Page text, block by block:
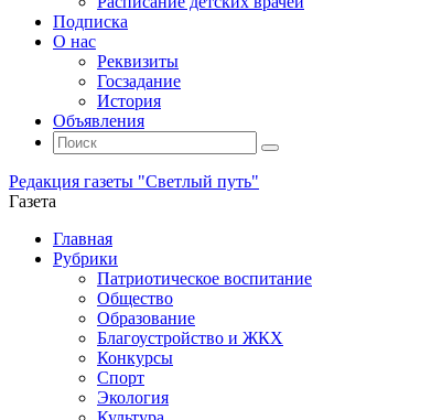
Подписка
О нас
Реквизиты
Госзадание
История
Объявления
Поиск
Искать:
Поиск
Редакция газеты "Светлый путь"
Газета
Промотать
содержимому
Главная
Рубрики
Патриотическое воспитание
Общество
Образование
Благоустройство и ЖКХ
Конкурсы
Спорт
Экология